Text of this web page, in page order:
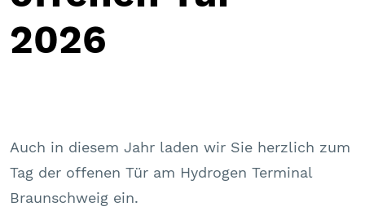
2026
Auch in diesem Jahr laden wir Sie herzlich zum
Tag der offenen Tür am Hydrogen Terminal
Braunschweig ein.